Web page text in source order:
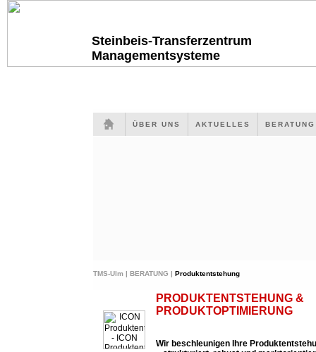
Steinbeis-Transferzentrum
Managementsysteme
ÜBER UNS AKTUELLES
TMS-Ulm | BERATUNG | Produktentstehung
PRODUKTENTSTEHUNG &
PRODUKTOPTIMIERUNG
Wir beschleunigen Ihre